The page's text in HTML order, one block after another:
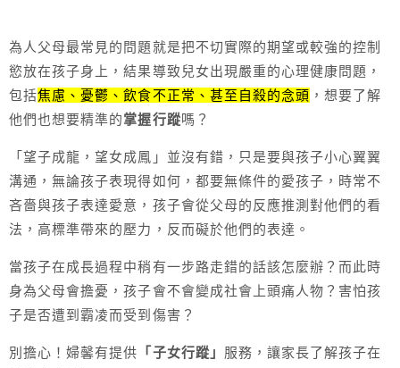
為人父母最常見的問題就是把不切實際的期望或較強的控制
慾放在孩子身上，結果導致兒女出現嚴重的心理健康問題，
包括焦慮、憂鬱、飲食不正常、甚至自殺的念頭 ，想要了解
他們也想要精準的掌握行蹤嗎？
「望子成龍，望女成鳳」並沒有錯，只是要與孩子小心翼翼
溝通，無論孩子表現得如何，都要無條件的愛孩子，時常不
吝嗇與孩子表達愛意，孩子會從父母的反應推測對他們的看
法，高標準帶來的壓力，反而礙於他們的表達。
當孩子在成長過程中稍有一步路走錯的話該怎麼辦？而此時
身為父母會擔憂，孩子會不會變成社會上頭痛人物？害怕孩
子是否遭到霸凌而受到傷害？
別擔心！婦馨有提供 「子女行蹤」 服務，讓家長了解孩子在